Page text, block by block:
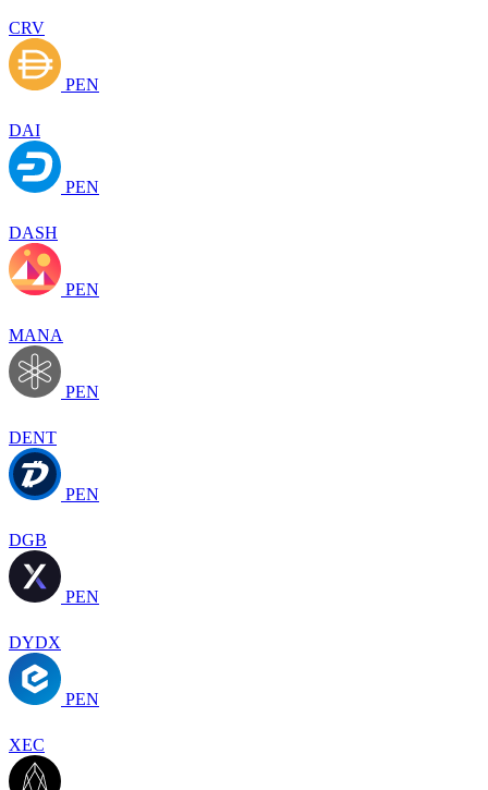
CRV
PEN
DAI
PEN
DASH
PEN
MANA
PEN
DENT
PEN
DGB
PEN
DYDX
PEN
XEC